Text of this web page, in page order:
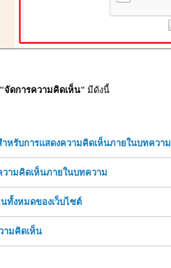
"จัดการความคิดเห็น" มีดังนี้
หรับการแสดงความคิดเห็นภายในบทความ
วามคิดเห็นภายในบทความ
ทั้งหมดของเว็บไซต์
ามคิดเห็น